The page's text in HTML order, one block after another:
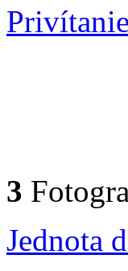
3
Jednota